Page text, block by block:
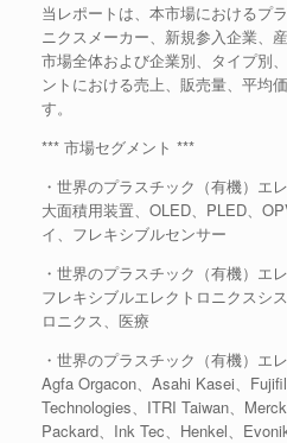
当レポートは、本市場におけるプ
ニクスメーカー、新規参入企業、
市場全体および企業別、タイプ別
ントにおける売上、販売量、平均
す。
*** 市場セグメント ***
・世界のプラスチック（有機）エ
大面積用装置、OLED、PLED、
イ、フレキシブルセンサー
・世界のプラスチック（有機）エ
フレキシブルエレクトロニクスシ
ロニクス、医療
・世界のプラスチック（有機）エ
Agfa Orgacon、Asahi Kasei、
Technologies、ITRI Taiwan、
Packard、Ink Tec、Henkel、